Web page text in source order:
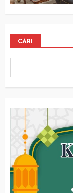
CARI